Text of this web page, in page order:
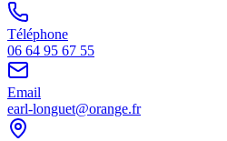
Téléphone
06 64 95 67 55
Email
earl-longuet@orange.fr